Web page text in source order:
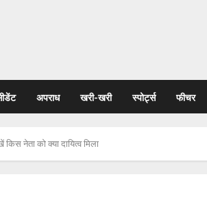
अपराध खरी-खरी स्पोर्ट्स फीचर
नेता को क्या दायित्व मिला